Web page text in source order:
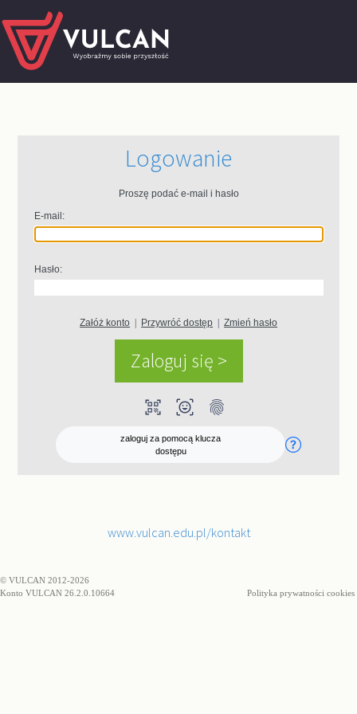
Logowanie
Proszę podać e-mail i hasło
E-mail:
Hasło:
Załóż konto Przywróć dostęp |Zmień hasło
qr_code_scanner ar_on_you fingerprint
zaloguj za pomocą klucza
dostępu
www.vulcan.edu.pl/kontakt
© VULCAN 2012-2026
Konto VULCAN 26.2.0.10664
Polityka prywatności cookies